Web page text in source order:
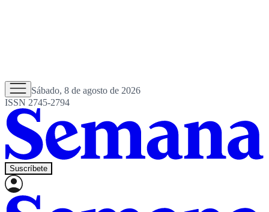
Sábado, 8 de agosto de 2026
ISSN 2745-2794
Suscríbete